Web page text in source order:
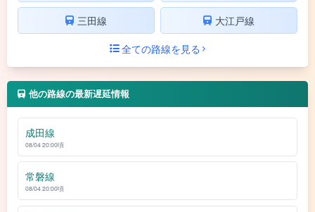
三田線
大江戸線
全ての路線を見る
他の路線の最新遅延情報
成田線
08/04 20:00頃
常磐線
08/04 20:00頃